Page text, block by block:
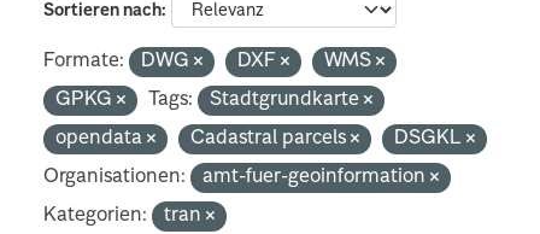
Sortieren nach
Formate: DWG DXF
WMS
GPKG
Tags:
Stadtgrundkarte
opendata
Cadastral parcels
DSGKL
Organisationen:
amt-fuer-geoinformation
Kategorien:
tran